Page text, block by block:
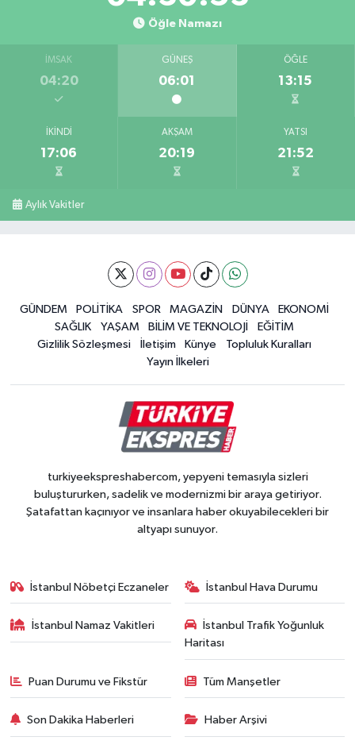
Öğle Namazı
İMSAK
04:20
GÜNEŞ
06:01
ÖĞLE
13:15
İKINDI
17:06
AKŞAM
20:19
YATSI
21:52
Aylık Vakitler
GÜNDEM POLİTİKA SPOR MAGAZİN DÜNYA
EKONOMİ
SAĞLIK
YAŞAM BİLİM VE TEKNOLOJİ
EĞİTİM
Gizlilik Sözleşmesi
İletişim Künye
Topluluk Kuralları
Yayın İlkeleri
turkiyeekspreshabercom, yepyeni temasıyla sizleri
buluştururken, sadelik ve modernizmi bir araya getiriyor.
Şatafattan kaçınıyor ve insanlara haber okuyabilecekleri bir
altyapı sunuyor.
İstanbul Nöbetçi Eczaneler İstanbul Hava Durumu
İstanbul Namaz Vakitleri
İstanbul Trafik Yoğunluk
Haritası
Puan Durumu ve Fikstür Tüm Manşetler
Son Dakika Haberleri Haber Arşivi